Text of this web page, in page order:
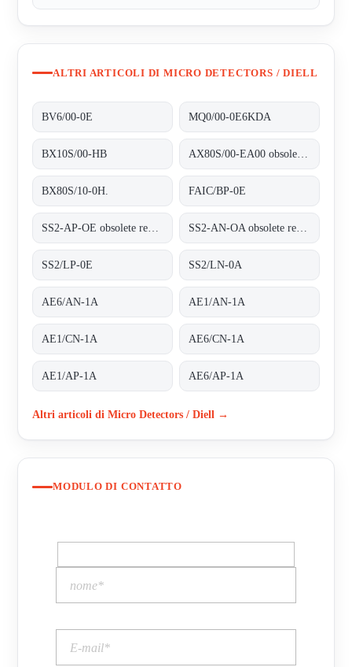
ALTRI ARTICOLI DI MICRO DETECTORS / DIELL
BV6/00-0E MQ0/00-0E6KDA
BX10S/00-HB
BX80S/10-0H. FAIC/BP-0E
SS2/LP-0E SS2/LN-0A
AE6/AN-1A AE1/AN-1A
AE1/CN-1A AE6/CN-1A
AE1/AP-1A AE6/AP-1A
Altri articoli di Micro Detectors / Diell →
MODULO DI CONTATTO